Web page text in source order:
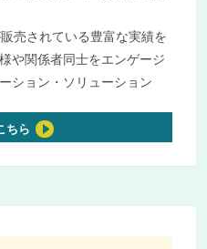
売されている豊富な実績を
や関係者同士をエンゲージ
ション・ソリューション
ちら